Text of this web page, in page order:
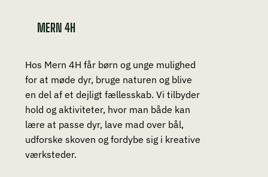
MERN 4H
Hos Mern 4H får børn og unge mulighed
for at møde dyr, bruge naturen og blive
en del af et dejligt fællesskab. Vi tilbyder
hold og aktiviteter, hvor man både kan
lære at passe dyr, lave mad over bål,
udforske skoven og fordybe sig i kreative
værksteder.